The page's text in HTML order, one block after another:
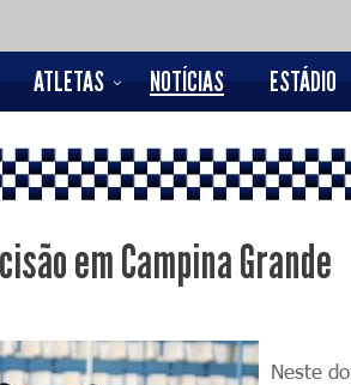
ATLETAS NOTÍCIAS ESTÁDIO
em Campina Grande
Neste